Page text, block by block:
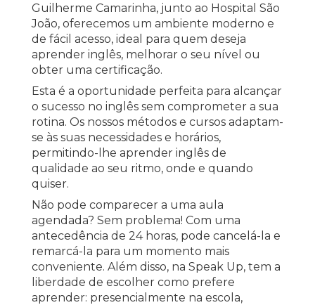
Guilherme Camarinha, junto ao Hospital São
João, oferecemos um ambiente moderno e
de fácil acesso, ideal para quem deseja
aprender inglês, melhorar o seu nível ou
obter uma certificação.
Esta é a oportunidade perfeita para alcançar
o sucesso no inglês sem comprometer a sua
rotina. Os nossos métodos e cursos adaptam-
se às suas necessidades e horários,
permitindo-lhe aprender inglês de
qualidade ao seu ritmo, onde e quando
quiser.
Não pode comparecer a uma aula
agendada? Sem problema! Com uma
antecedência de 24 horas, pode cancelá-la e
remarcá-la para um momento mais
conveniente. Além disso, na Speak Up, tem a
liberdade de escolher como prefere
aprender: presencialmente na escola,